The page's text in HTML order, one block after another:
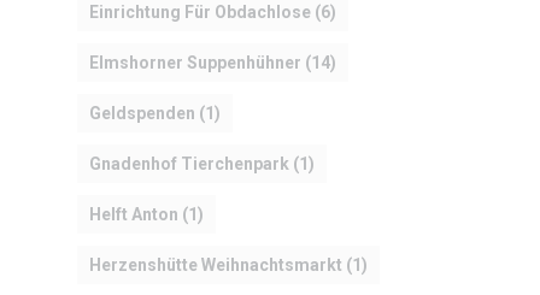
Einrichtung Für Obdachlose (6)
Elmshorner Suppenhühner (14)
Geldspenden (1)
Gnadenhof Tierchenpark (1)
Helft Anton (1)
Herzenshütte Weihnachtsmarkt (1)